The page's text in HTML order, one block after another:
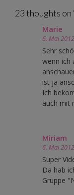
23 thoughts on
Marie
6. Mai
Sehr
wenn ich
ist ja
Ich
auch mit
Miriam
6. Mai
Super
Da hab
Gruppe